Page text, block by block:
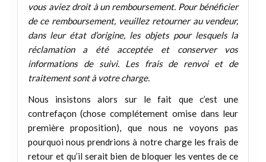
vous aviez droit à un remboursement. Pour bénéficier
de ce remboursement, veuillez retourner au vendeur,
dans leur état d’origine, les objets pour lesquels la
réclamation a été acceptée et conserver vos
informations de suivi. Les frais de renvoi et de
traitement sont à votre charge.
Nous insistons alors sur le fait que c’est une
contrefaçon (chose complétement omise dans leur
première proposition), que nous ne voyons pas
pourquoi nous prendrions à notre charge les frais de
retour et qu’il serait bien de bloquer les ventes de ce